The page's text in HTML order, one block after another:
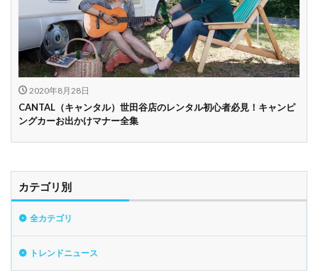
2020年8月28日
CANTAL（キャンタル）世田谷店のレンタル初心者必見！キャンピ
ングカーお出かけマナー全集
カテゴリ別
全カテゴリ
トレンドニュース